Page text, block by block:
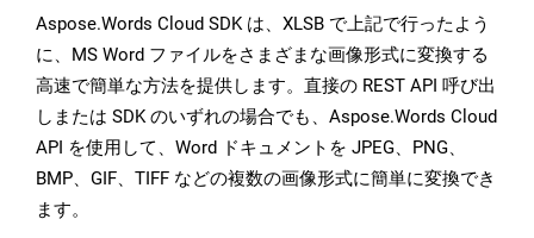
Aspose.Words Cloud SDK は、XLSB で上記で行ったよう
に、MS Word ファイルをさまざまな画像形式に変換する
高速で簡単な方法を提供します。直接の REST API 呼び出
しまたは SDK のいずれの場合でも、Aspose.Words Cloud
API を使用して、Word ドキュメントを JPEG、PNG、
BMP、GIF、TIFF などの複数の画像形式に簡単に変換でき
ます。